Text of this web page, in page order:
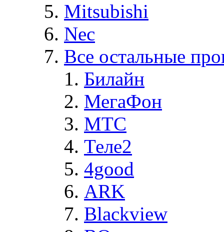
Mitsubishi
Nec
Все остальные
Билайн
МегаФон
MTC
Теле2
4good
ARK
Blackview